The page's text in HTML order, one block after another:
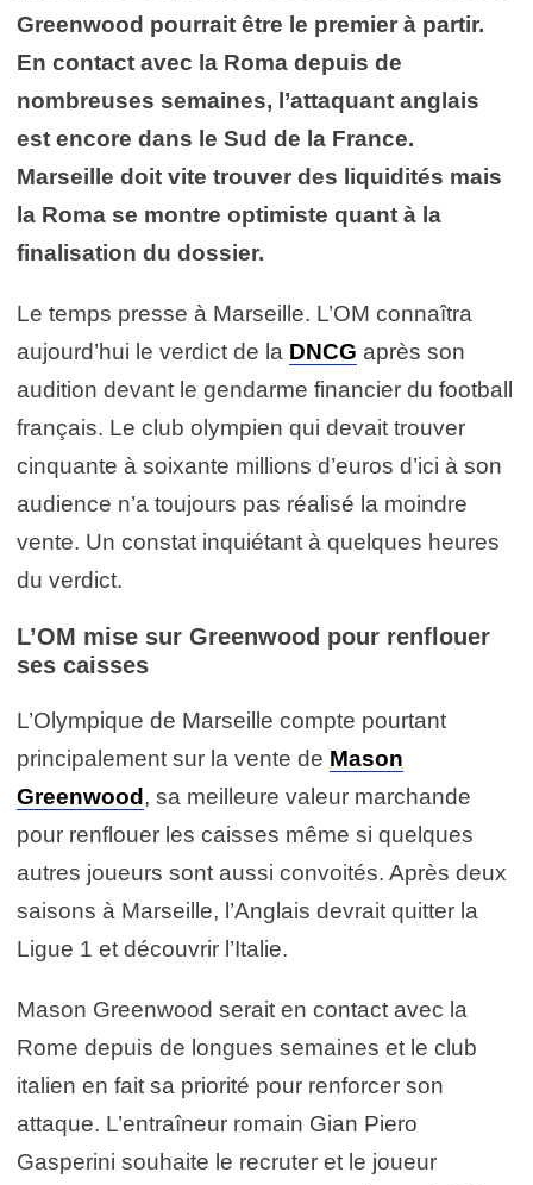
Greenwood pourrait être le premier à partir.
En contact avec la Roma depuis de
nombreuses semaines, l’attaquant anglais
est encore dans le Sud de la France.
Marseille doit vite trouver des liquidités mais
la Roma se montre optimiste quant à la
finalisation du dossier.
Le temps presse à Marseille. L’OM connaîtra
aujourd’hui le verdict de la DNCG après son
audition devant le gendarme financier du football
français. Le club olympien qui devait trouver
cinquante à soixante millions d’euros d’ici à son
audience n’a toujours pas réalisé la moindre
vente. Un constat inquiétant à quelques heures
du verdict.
L’OM mise sur Greenwood pour renflouer
ses caisses
L’Olympique de Marseille compte pourtant
principalement sur la vente de Mason
Greenwood , sa meilleure valeur marchande
pour renflouer les caisses même si quelques
autres joueurs sont aussi convoités. Après deux
saisons à Marseille, l’Anglais devrait quitter la
Ligue 1 et découvrir l’Italie.
Mason Greenwood serait en contact avec la
Rome depuis de longues semaines et le club
italien en fait sa priorité pour renforcer son
attaque. L’entraîneur romain Gian Piero
Gasperini souhaite le recruter et le joueur